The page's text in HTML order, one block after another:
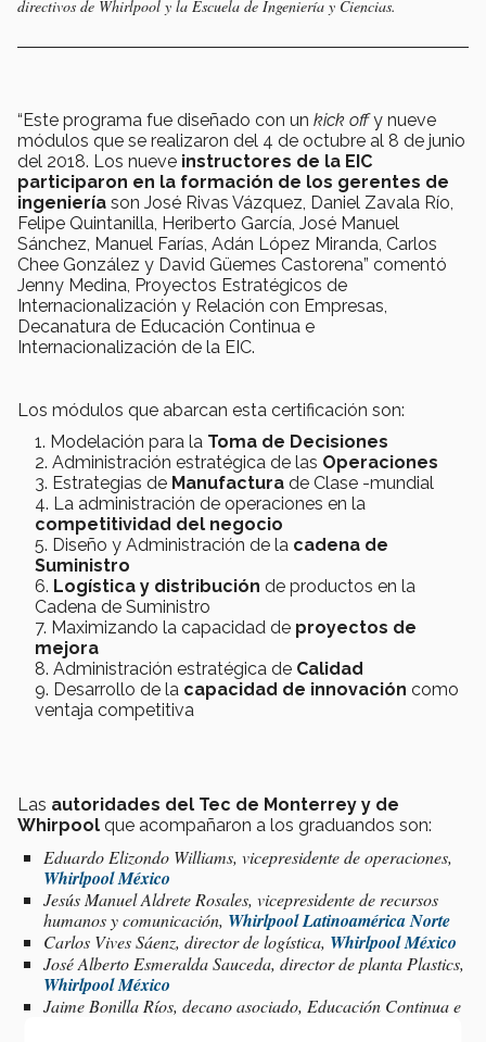
directivos de Whirlpool y la Escuela de Ingeniería y Ciencias.
“Este programa fue diseñado con un kick offy nueve
módulos que se realizaron del 4 de octubre al 8 de junio
del 2018. Los nueve instructores de la EIC
participaron en la formación de los gerentes de
ingeniería son José Rivas Vázquez, Daniel Zavala Río,
Felipe Quintanilla, Heriberto García, José Manuel
Sánchez, Manuel Farías, Adán López Miranda, Carlos
Chee González y David Güemes Castorena” comentó
Jenny Medina, Proyectos Estratégicos de
Internacionalización y Relación con Empresas,
Decanatura de Educación Continua e
Internacionalización de la EIC.
Los módulos que abarcan esta certificación son:
Modelación para la Toma de Decisiones
Administración estratégica de las Operaciones
Estrategias de Manufactura de Clase -mundial
La administración de operaciones en la
competitividad del negocio
Diseño y Administración de la cadena de
Suministro
Logística y distribución de productos en la
Cadena de Suministro
Maximizando la capacidad de proyectos de
mejora
Administración estratégica de Calidad
Desarrollo de la capacidad de innovación como
ventaja competitiva
Las autoridades del Tec de Monterrey y de
Whirpool que acompañaron a los graduandos son:
Eduardo Elizondo Williams, vicepresidente de operaciones,
Whirlpool México
Jesús Manuel Aldrete Rosales, vicepresidente de recursos
humanos y comunicación, Whirlpool Latinoamérica Norte
Carlos Vives Sáenz, director de logística, Whirlpool México
José Alberto Esmeralda Sauceda, director de planta Plastics,
Whirlpool México
Jaime Bonilla Ríos, decano asociado, Educación Continua e